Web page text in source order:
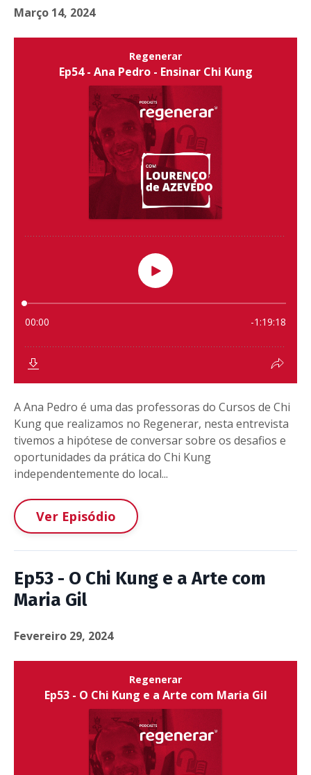
Março 14, 2024
A Ana Pedro é uma das professoras do Cursos de Chi
Kung que realizamos no Regenerar, nesta entrevista
tivemos a hipótese de conversar sobre os desafios e
oportunidades da prática do Chi Kung
independentemente do local...
Ver Episódio
Ep53 - O Chi Kung e a Arte com
Maria Gil
Fevereiro 29, 2024